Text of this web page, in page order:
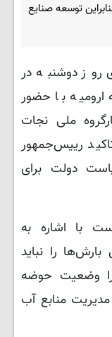
توسعه صنایع
روز دوشنبه در
با حضور
ملی نجات
رییس‌جمهور
دولت برای
با اشاره به
را نباید
وضعیت حوضه
منابع آب